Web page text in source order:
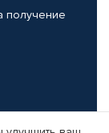
получение